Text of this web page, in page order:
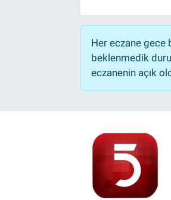
Her eczane gece
beklenmedik
eczanenin açık